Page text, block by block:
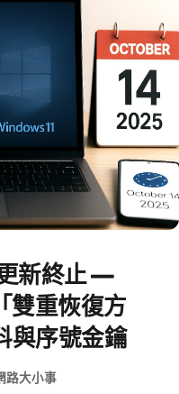
新終止 —
重恢復方
與序號金鑰
路大小事